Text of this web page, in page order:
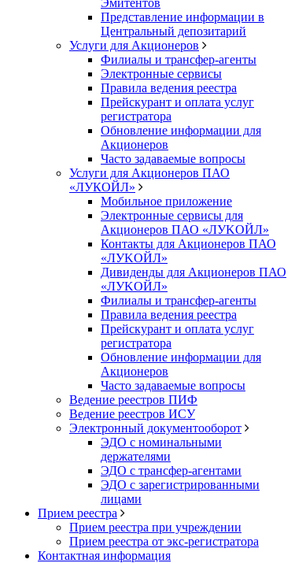
Эмитентов
Представление информации в
Центральный депозитарий
Услуги для Акционеров
Филиалы и трансфер-агенты
Электронные сервисы
Правила ведения реестра
Прейскурант и оплата услуг
регистратора
Обновление информации для
Акционеров
Часто задаваемые вопросы
Услуги для Акционеров ПАО
«ЛУКОЙЛ»
Мобильное приложение
Электронные сервисы для
Акционеров ПАО «ЛУKOЙЛ»
Контакты для Акционеров ПАО
«ЛУKOЙЛ»
Дивиденды для Акционеров ПАО
«ЛУKOЙЛ»
Филиалы и трансфер-агенты
Правила ведения реестра
Прейскурант и оплата услуг
регистратора
Обновление информации для
Акционеров
Часто задаваемые вопросы
Ведение реестров ПИФ
Ведение реестров ИСУ
Электронный документооборот
ЭДО с номинальными
держателями
ЭДО с трансфер-агентами
ЭДО с зарегистрированными
лицами
Прием реестра
Прием реестра при учреждении
Прием реестра от экс-регистратора
Контактная информация